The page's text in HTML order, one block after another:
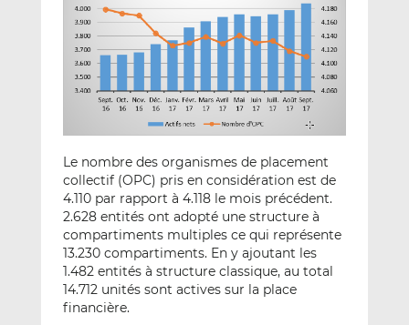
Le nombre des organismes de placement
collectif (OPC) pris en considération est de
4.110 par rapport à 4.118 le mois précédent.
2.628 entités ont adopté une structure à
compartiments multiples ce qui représente
13.230 compartiments. En y ajoutant les
1.482 entités à structure classique, au total
14.712 unités sont actives sur la place
financière.